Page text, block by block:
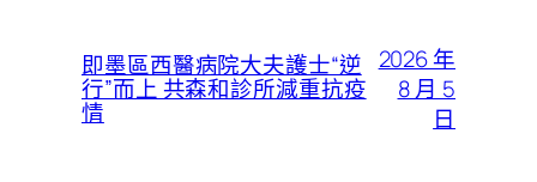
即墨區西醫病院大夫護士“逆
行”而上 共森和診所減重抗疫
情
2026 年
8 月 5
日